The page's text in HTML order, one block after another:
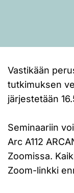
Vastikään
tutkimuksen
järjestetään
Seminaariin
Arc A112
Zoomissa.
Zoom-linkki